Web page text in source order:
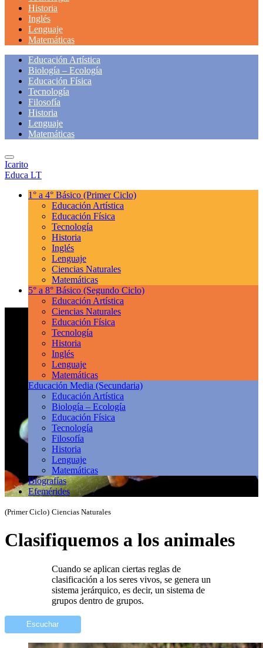
Historia
Inglés
Lenguaje
Matemáticas
Educación Artística
Biología – Ecología
Educación Física
Tecnología
Filosofía
Historia
Lenguaje
Matemáticas
Icarito
Educa LT
1° a 4° Básico (Primer Ciclo)
Educación Artística
Educación Física
Tecnología
Historia
Inglés
Lenguaje
Ciencias Naturales
Matemáticas
5° a 8° Básico (Segundo Ciclo)
Educación Artística
Ciencias Naturales
Educación Física
Tecnología
Historia
Inglés
Lenguaje
Matemáticas
Educación Media (Secundaria)
Educación Artística
Biología – Ecología
Educación Física
Tecnología
Filosofía
Historia
Lenguaje
Matemáticas
Biografías
Efemérides
(Primer Ciclo) Ciencias Naturales
Clasifiquemos a los animales
Cuando se aplican ciertas reglas de
clasificación a los seres vivos, se genera un
sistema jerárquico, es decir, un sistema de
grupos dentro de grupos.
Escuchar